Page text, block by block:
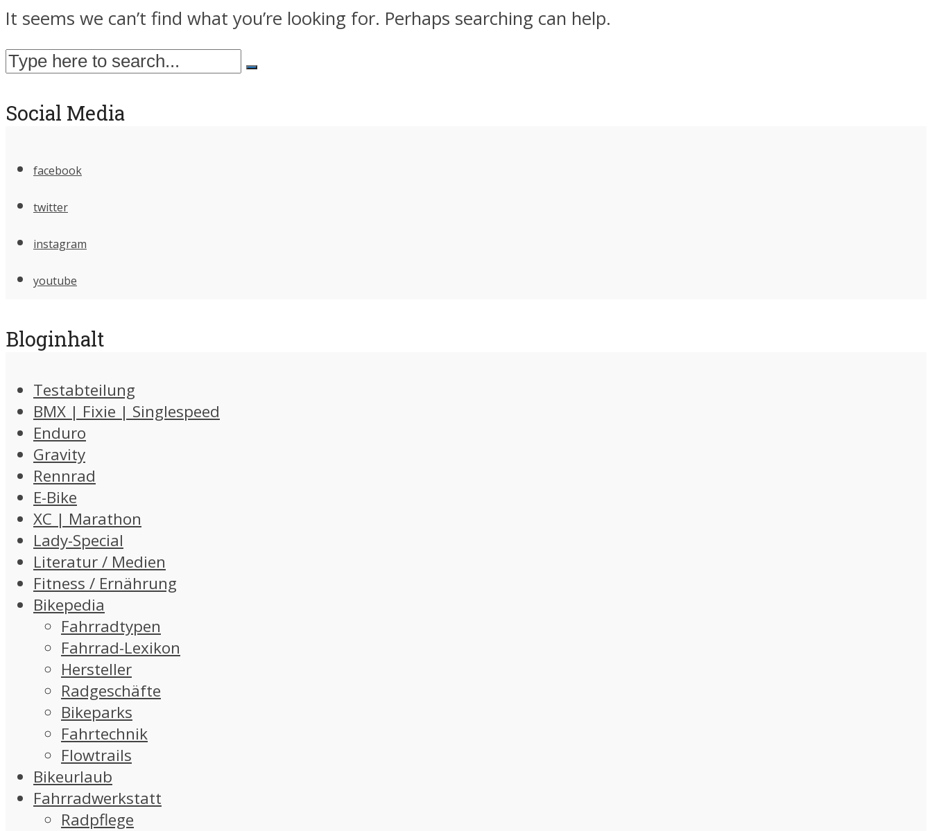
It seems we can’t find what you’re looking for. Perhaps searching can help.
Social Media
facebook
twitter
instagram
youtube
Bloginhalt
Testabteilung
BMX | Fixie | Singlespeed
Enduro
Gravity
Rennrad
E-Bike
XC | Marathon
Lady-Special
Literatur / Medien
Fitness / Ernährung
Bikepedia
Fahrradtypen
Fahrrad-Lexikon
Hersteller
Radgeschäfte
Bikeparks
Fahrtechnik
Flowtrails
Bikeurlaub
Fahrradwerkstatt
Radpflege